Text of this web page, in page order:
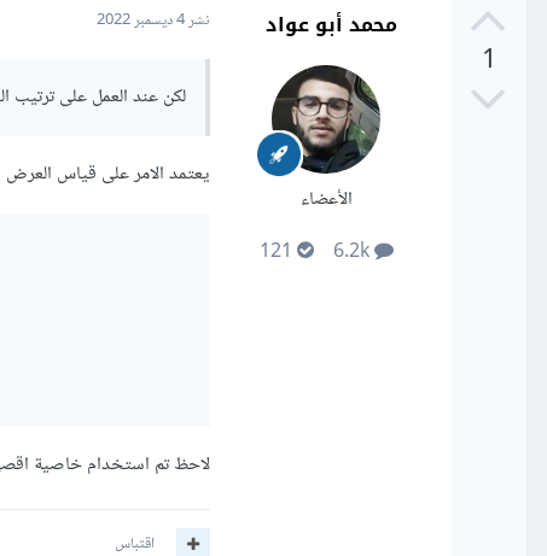
1
محمد أبو عواد
الأعضاء
6.2k
نشر4 ديسمبر 2022
لكن عند العمل على ترتيب
يعتمد الامر على قياس
لاحظ تم استخدام خاصية
اقتباس